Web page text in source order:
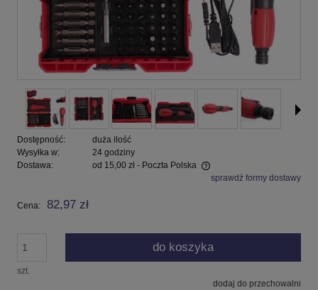
Dostępność:
duża ilość
Wysyłka w:
24 godziny
Dostawa:
od 15,00 zł - Poczta Polska
Cena nie zawiera ewentualnych kosztów płatnościsprawdź formy dostawy
Cena: 82,97 zł
szt.
do koszyka
dodaj do przechowalni